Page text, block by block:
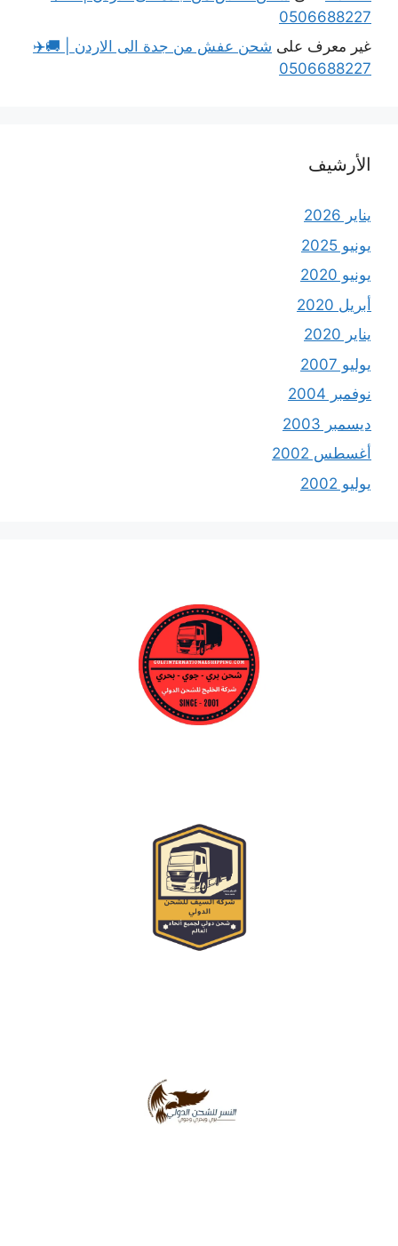
0506688227
غير معرف على شحن عفش من جدة الى الاردن | 🚚✈️
0506688227
الأرشيف
يناير 2026
يونيو 2025
يونيو 2020
أبريل 2020
يناير 2020
يوليو 2007
نوفمبر 2004
ديسمبر 2003
أغسطس 2002
يوليو 2002